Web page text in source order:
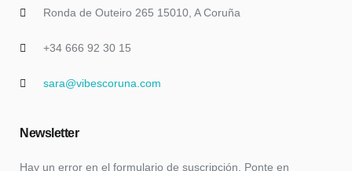
Ronda de Outeiro 265 15010, A Coruña
+34 666 92 30 15
sara@vibescoruna.com
Newsletter
Hay un error en el formulario de suscripción. Ponte en